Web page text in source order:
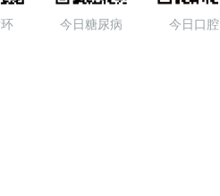
今日糖尿病 今日口腔